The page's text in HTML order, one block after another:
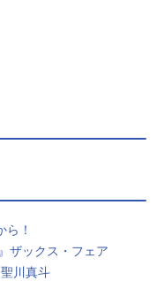
ら！
ザックス・フェア
川真斗